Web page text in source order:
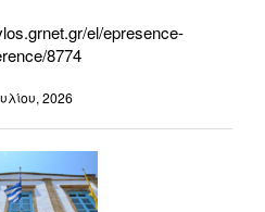
el/epresence-
8774
2026